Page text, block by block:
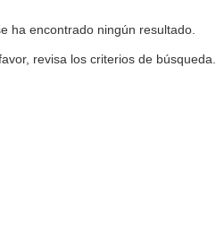
ha encontrado ningún resultado.
revisa los criterios de búsqueda.